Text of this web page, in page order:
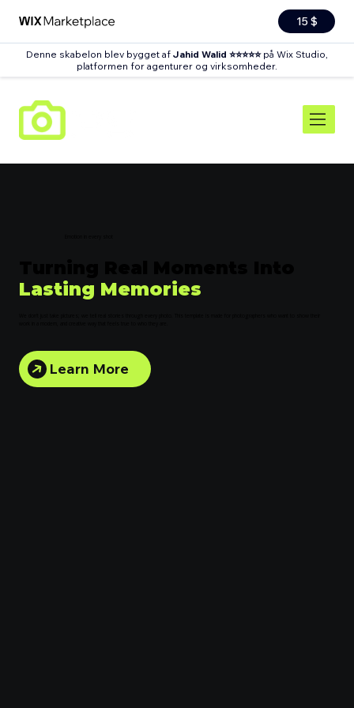
15 $
Denne skabelon blev bygget af Jahid Walid ⭐⭐⭐⭐⭐på Wix Studio,
platformen for agenturer og virksomheder.